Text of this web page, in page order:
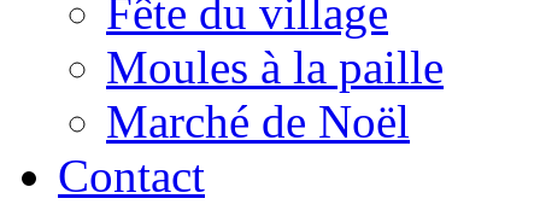
Fête du village
Moules à la paille
Marché de Noël
Contact